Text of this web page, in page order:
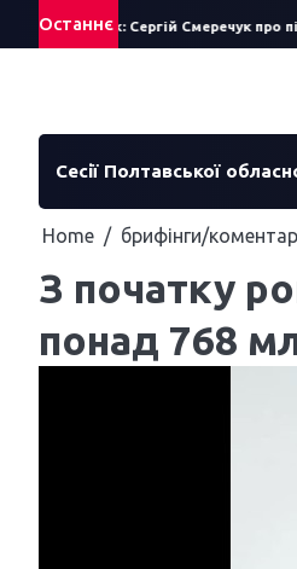
Останнє
за рік: Сергій Смеречук про
Сесії Полтавської
Home брифінги/
З початку
понад 768